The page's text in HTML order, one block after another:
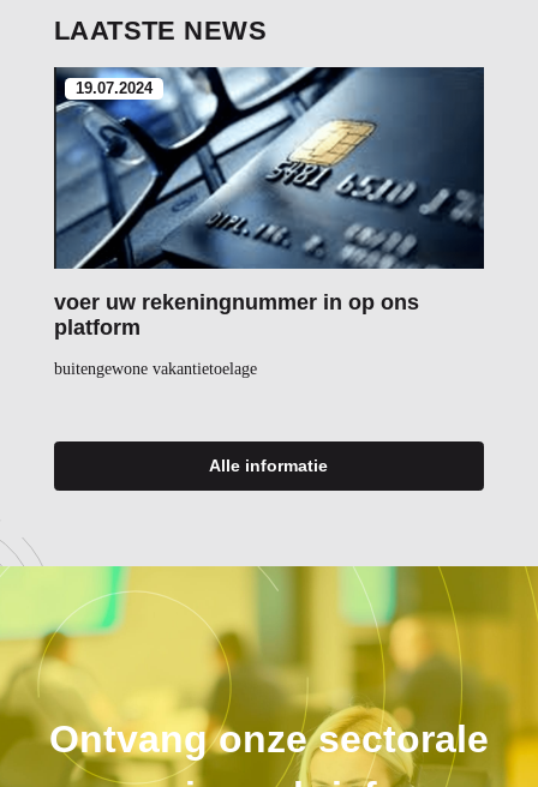
LAATSTE NEWS
19.07.2024
voer uw rekeningnummer in op ons
platform
buitengewone vakantietoelage
Alle informatie
Ontvang onze sectorale